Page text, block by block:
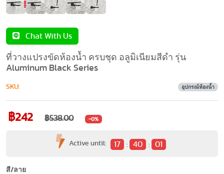
Chat With Us
ที่วางแปรงขัดห้องน้ำ ครบชุด อลูมิเนียมสีดำ รุ่น
Aluminum Black Series
SKU: อุปกรณ์ห้องน้ำ
฿242 ฿538.00 -0%
Active until: 17 : 40 : 00
สี/ลาย